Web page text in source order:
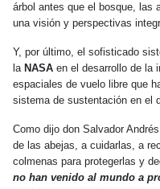
árbol antes que el bosque, las
una visión y perspectivas
Y, por último, el sofisticado
la NASA en el desarrollo de la
espaciales de vuelo libre que
sistema de sustentación en el
Como dijo don Salvador
de las abejas, a cuidarlas, a
colmenas para protegerlas y
no han venido al mundo a